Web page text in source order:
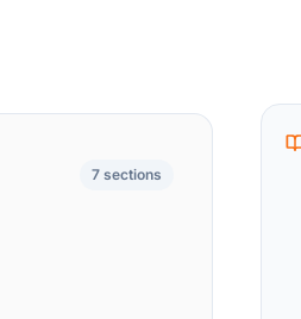
7 sections